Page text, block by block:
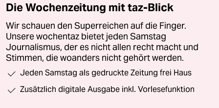
Die Wochenzeitung mit taz-Blick
Wir schauen den Superreichen auf die Finger.
Unsere wochentaz bietet jeden Samstag
Journalismus, der es nicht allen recht macht und
Stimmen, die woanders nicht gehört werden.
Jeden Samstag als gedruckte Zeitung frei Haus
Zusätzlich digitale Ausgabe inkl. Vorlesefunktion